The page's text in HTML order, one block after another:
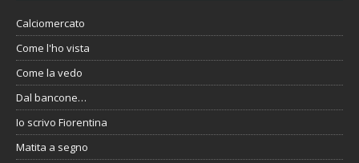
Calciomercato
Come l'ho vista
Come la vedo
Dal bancone…
Io scrivo Fiorentina
Matita a segno